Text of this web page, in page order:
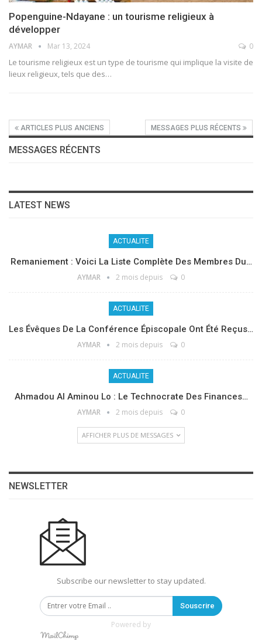
Popenguine-Ndayane : un tourisme religieux à
développer
AYMAR Mar 13, 2024 0
Le tourisme religieux est un type de tourisme qui implique la visite de
lieux religieux, tels que des…
ARTICLES PLUS ANCIENS MESSAGES PLUS RÉCENTS
MESSAGES RÉCENTS
LATEST NEWS
ACTUALITE
Remaniement : Voici La Liste Complète Des Membres Du…
AYMAR 2 mois depuis 0
ACTUALITE
Les Évêques De La Conférence Épiscopale Ont Été Reçus…
AYMAR 2 mois depuis 0
ACTUALITE
Ahmadou Al Aminou Lo : Le Technocrate Des Finances…
AYMAR 2 mois depuis 0
AFFICHER PLUS DE MESSAGES
NEWSLETTER
Subscribe our newsletter to stay updated.
Souscrire
Powered by